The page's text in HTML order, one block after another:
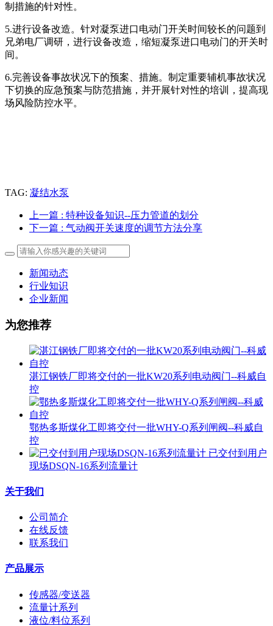
制措施的针对性。
5.进行设备改造。针对凝泵进口电动门开关时间较长的问题到
兄弟电厂调研，进行设备改造，缩短凝泵进口电动门的开关时
间。
6.完善设备事故状况下的预案、措施。制定重要辅机事故状况
下切换的应急预案与防范措施，并开展针对性的培训，提高现
场风险防控水平。
TAG: 凝结水泵
上一篇 : 特种设备知识--压力管道的划分
下一篇 : 气动阀开关速度的调节方法分享
新闻动态
行业知识
企业新闻
为您推荐
湛江钢铁厂即将交付的一批KW20系列电动阀门--科威自
控
鄂热多斯煤化工即将交付一批WHY-Q系列闸阀--科威自
控
已交付到用户
现场DSQN-16系列流量计
关于我们
公司简介
在线反馈
联系我们
产品展示
传感器/变送器
流量计系列
液位/料位系列